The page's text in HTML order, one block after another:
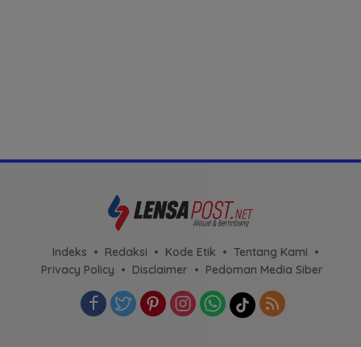
Indeks Redaksi Kode Etik
Tentang Kami
Privacy Policy
Disclaimer Pedoman Media Siber